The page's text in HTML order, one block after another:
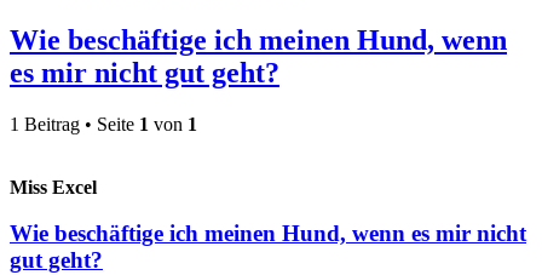
Wie beschäftige ich meinen Hund, wenn
es mir nicht gut geht?
1 Beitrag • Seite 1 von 1
Miss Excel
Wie beschäftige ich meinen Hund, wenn es mir nicht
gut geht?